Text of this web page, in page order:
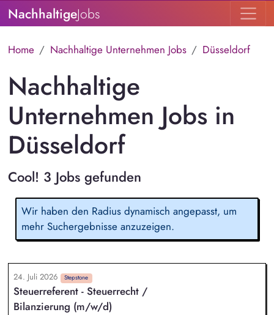
NachhaltigeJobs
Home Nachhaltige Unternehmen Jobs Düsseldorf
Nachhaltige
Unternehmen Jobs in
Düsseldorf
Cool! 3 Jobs gefunden
Wir haben den Radius dynamisch angepasst, um
mehr Suchergebnisse anzuzeigen.
24. Juli 2026 Stepstone
Steuerreferent - Steuerrecht /
Bilanzierung (m/w/d)